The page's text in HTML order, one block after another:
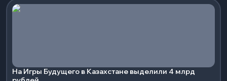
На Игры Будущего в Казахстане выделили 4 млрд